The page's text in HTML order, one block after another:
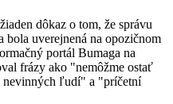
dôkaz o tom, že správu
bola uverejnená na opozičnom
portál Bumaga na
frázy ako "nemôžme ostať
nevinných ľudí" a "príčetní